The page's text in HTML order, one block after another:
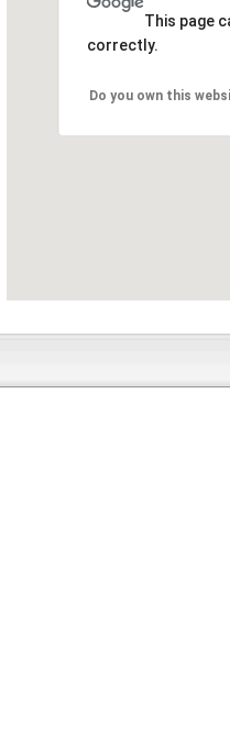
This page
correctly.
Do you own this